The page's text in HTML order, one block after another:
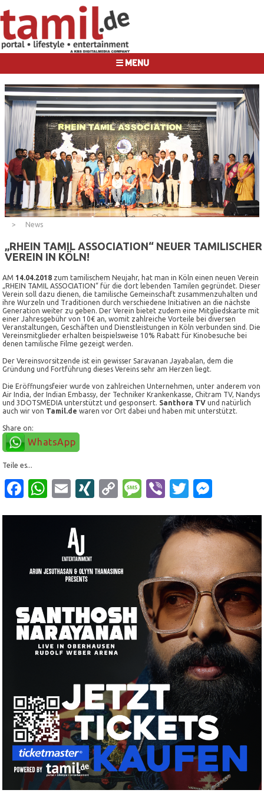
☰ MENU
News
„RHEIN TAMIL ASSOCIATION“ NEUER TAMILISCHER
VEREIN IN KÖLN!
AM 14.04.2018 zum tamilischem Neujahr, hat man in Köln einen neuen Verein
„RHEIN TAMIL ASSOCIATION“ für die dort lebenden Tamilen gegründet. Dieser
Verein soll dazu dienen, die tamilische Gemeinschaft zusammenzuhalten und
ihre Wurzeln und Traditionen durch verschiedene Initiativen an die nächste
Generation weiter zu geben. Der Verein bietet zudem eine Mitgliedskarte mit
einer Jahresgebühr von 10€ an, womit zahlreiche Vorteile bei diversen
Veranstaltungen, Geschäften und Dienstleistungen in Köln verbunden sind. Die
Vereinsmitglieder erhalten beispielsweise 10% Rabatt für Kinobesuche bei
denen tamilische Filme gezeigt werden.
Der Vereinsvorsitzende ist ein gewisser Saravanan Jayabalan, dem die
Gründung und Fortführung dieses Vereins sehr am Herzen liegt.
Die Eröffnungsfeier wurde von zahlreichen Unternehmen, unter anderem von
Air India, der Indian Embassy, der Techniker Krankenkasse, Chitram TV, Nandys
und 3DOTSMEDIA unterstützt und gesponsert. Santhora TV und natürlich
auch wir von Tamil.de waren vor Ort dabei und haben mit unterstützt.
Share on:
WhatsApp
Teile es...
Facebook
WhatsApp
EmailXINGCopyMessage
ViberTwitter